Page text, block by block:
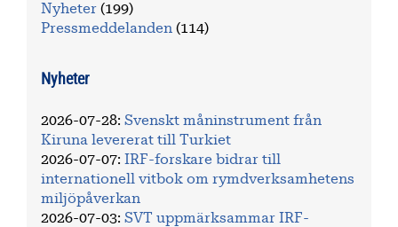
Nyheter (199)
Pressmeddelanden (114)
Nyheter
2026-07-28: Svenskt måninstrument från
Kiruna levererat till Turkiet
2026-07-07: IRF-forskare bidrar till
internationell vitbok om rymdverksamhetens
miljöpåverkan
2026-07-03: SVT uppmärksammar IRF-